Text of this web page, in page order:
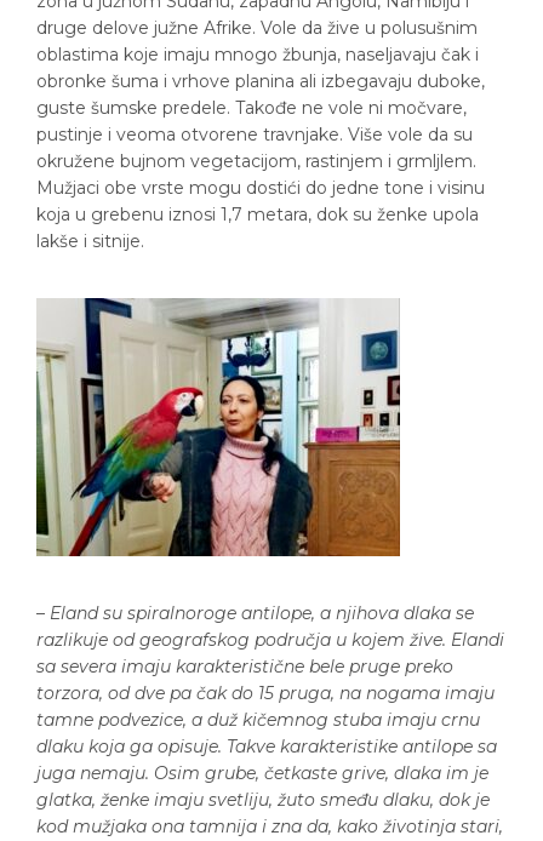
druge delove južne Afrike. Vole da žive u polusušnim
oblastima koje imaju mnogo žbunja, naseljavaju čak i
obronke šuma i vrhove planina ali izbegavaju duboke,
guste šumske predele. Takođe ne vole ni močvare,
pustinje i veoma otvorene travnjake. Više vole da su
okružene bujnom vegetacijom, rastinjem i grmljlem.
Mužjaci obe vrste mogu dostići do jedne tone i visinu
koja u grebenu iznosi 1,7 metara, dok su ženke upola
lakše i sitnije.
– Eland su spiralnoroge antilope, a njihova dlaka se
razlikuje od geografskog područja u kojem žive. Elandi
sa severa imaju karakteristične bele pruge preko
torzora, od dve pa čak do 15 pruga, na nogama imaju
tamne podvezice, a duž kičemnog stuba imaju crnu
dlaku koja ga opisuje. Takve karakteristike antilope sa
juga nemaju. Osim grube, četkaste grive, dlaka im je
glatka, ženke imaju svetliju, žuto smeđu dlaku, dok je
kod mužjaka ona tamnija i zna da, kako životinja stari,